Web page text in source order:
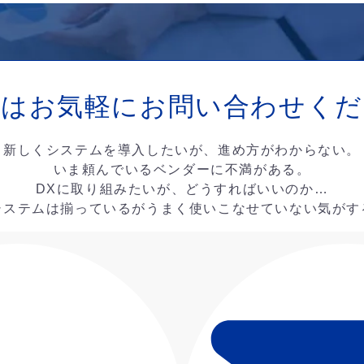
お気軽に お問い合わせく
新しくシステムを導入したいが、進め方がわからない。
いま頼んでいるベンダーに不満がある。
DXに取り組みたいが、どうすればいいのか…
ステムは揃っているがうまく使いこなせていない気がす